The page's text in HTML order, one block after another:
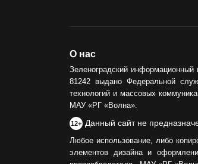
О нас
Зеленоградский
81242 выдано Федеральной
технологий и массовых
МАУ «РГ «Волна».
12+ Данный сайт не
Любое использование, либо
элементов дизайна и